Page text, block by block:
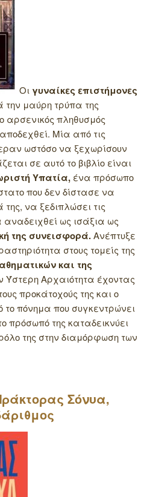
Οι γυναίκες επιστήμονες
την μαύρη τρύπα της
αρσενικός πληθυσμός
Μία από τις
ωστόσο να ξεχωρίσουν
σε αυτό το βιβλίο είναι
Υπατία, ένα πρόσωπο
που δεν δίστασε να
να ξεδιπλώσει τις
αναδειχθεί ως ισάξια ως
της συνεισφορά.Ανέπτυξε
στους τομείς της
και της
Ύστερη Αρχαιότητα έχοντας
προκάτοχούς της και ο
πόνημα που συγκεντρώνει
πρόσωπό της καταδεικνύει
της στην διαμόρφωση των
Σόνυα,